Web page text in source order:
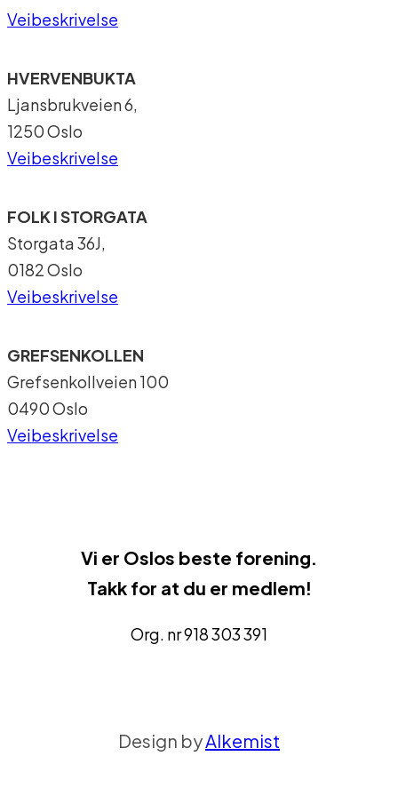
Veibeskrivelse
HVERVENBUKTA
Ljansbrukveien 6,
1250 Oslo
Veibeskrivelse
FOLK I STORGATA
Storgata 36J,
0182 Oslo
Veibeskrivelse
GREFSENKOLLEN
Grefsenkollveien 100
0490 Oslo
Veibeskrivelse
Vi er Oslos beste forening.
Takk for at du er medlem!
Org. nr 918 303 391
Design byAlkemist